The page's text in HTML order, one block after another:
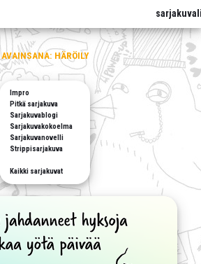
AVAINSANA: HÄRÖILY
Impro
Pitkä sarjakuva
Sarjakuvablogi
Sarjakuvakokoelma
Sarjakuvanovelli
Strippisarjakuva
Kaikki sarjakuvat